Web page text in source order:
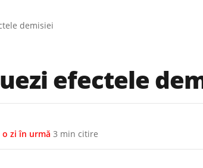
demisiei
efectele
o zi în urmă 3 min citire